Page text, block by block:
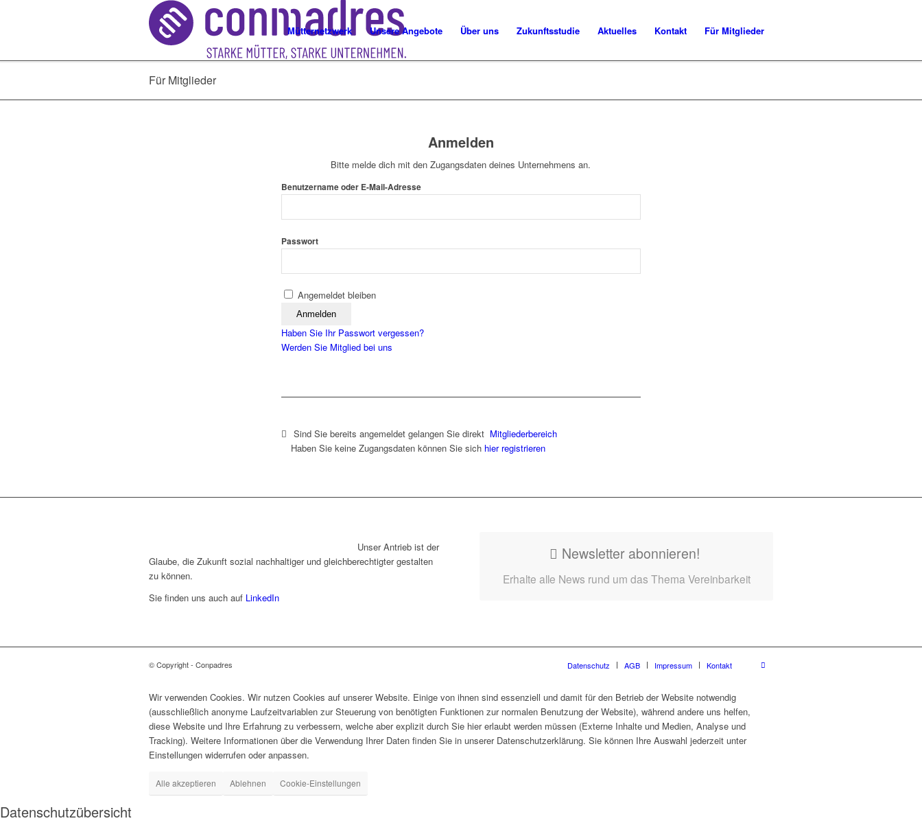
Mütternetzwerk Unsere Angebote Über uns Zukunftsstudie Aktuelles Kontakt Für Mitglieder
Für Mitglieder
Anmelden
Bitte melde dich mit den Zugangsdaten deines Unternehmens an.
Benutzername oder E-Mail-Adresse
Passwort
Angemeldet bleiben
Haben Sie Ihr Passwort vergessen?
Werden Sie Mitglied bei uns
Sind Sie bereits angemeldet gelangen Sie direkt Mitgliederbereich
Haben Sie keine Zugangsdaten können Sie sich hier registrieren
Unser Antrieb ist der
Glaube, die Zukunft sozial nachhaltiger und gleichberechtigter gestalten
zu können.
Sie finden uns auch auf LinkedIn
Newsletter abonnieren!
Erhalte alle News rund um das Thema Vereinbarkeit
© Copyright - Conpadres Datenschutz AGB Impressum Kontakt
Wir verwenden Cookies. Wir nutzen Cookies auf unserer Website. Einige von ihnen sind essenziell und damit für den Betrieb der Website notwendig
(ausschließlich anonyme Laufzeitvariablen zur Steuerung von benötigten Funktionen zur normalen Benutzung der Website), während andere uns helfen,
diese Website und Ihre Erfahrung zu verbessern, welche aber explizit durch Sie hier erlaubt werden müssen (Externe Inhalte und Medien, Analyse und
Tracking). Weitere Informationen über die Verwendung Ihrer Daten finden Sie in unserer Datenschutzerklärung. Sie können Ihre Auswahl jederzeit unter
Einstellungen widerrufen oder anpassen.
Alle akzeptieren Ablehnen Cookie-Einstellungen
Datenschutzübersicht